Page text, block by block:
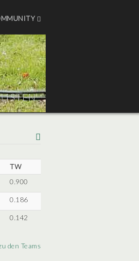
TW
0.900
0.186
0.142
den Teams